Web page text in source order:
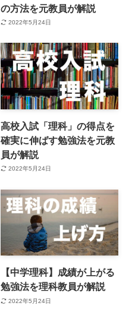
の方法を元教員が解説
2022年5月24日
高校入試「理科」の得点を
確実に伸ばす勉強法を元教
員が解説
2022年5月24日
【中学理科】成績が上がる
勉強法を理科教員が解説
2022年5月24日